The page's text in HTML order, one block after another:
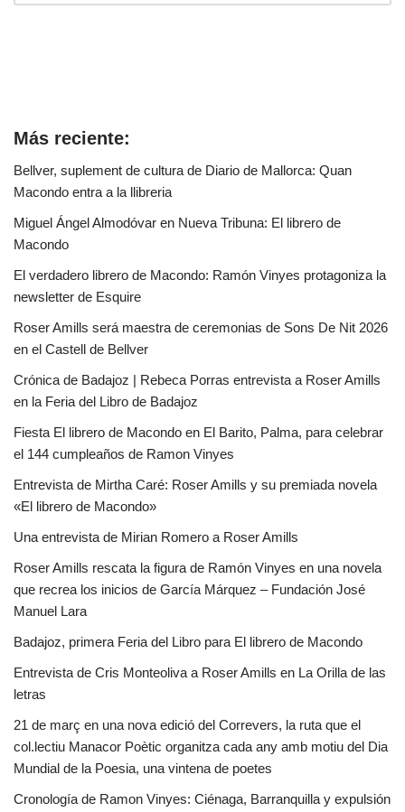
Más reciente:
Bellver, suplement de cultura de Diario de Mallorca: Quan
Macondo entra a la llibreria
Miguel Ángel Almodóvar en Nueva Tribuna: El librero de
Macondo
El verdadero librero de Macondo: Ramón Vinyes protagoniza la
newsletter de Esquire
Roser Amills será maestra de ceremonias de Sons De Nit 2026
en el Castell de Bellver
Crónica de Badajoz | Rebeca Porras entrevista a Roser Amills
en la Feria del Libro de Badajoz
Fiesta El librero de Macondo en El Barito, Palma, para celebrar
el 144 cumpleaños de Ramon Vinyes
Entrevista de Mirtha Caré: Roser Amills y su premiada novela
«El librero de Macondo»
Una entrevista de Mirian Romero a Roser Amills
Roser Amills rescata la figura de Ramón Vinyes en una novela
que recrea los inicios de García Márquez – Fundación José
Manuel Lara
Badajoz, primera Feria del Libro para El librero de Macondo
Entrevista de Cris Monteoliva a Roser Amills en La Orilla de las
letras
21 de març en una nova edició del Correvers, la ruta que el
col.lectiu Manacor Poètic organitza cada any amb motiu del Dia
Mundial de la Poesia, una vintena de poetes
Cronología de Ramon Vinyes: Ciénaga, Barranquilla y expulsión